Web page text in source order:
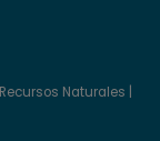
Naturales |